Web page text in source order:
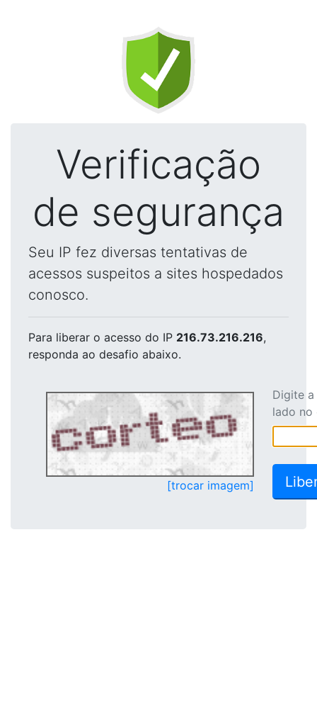
Verificação
de segurança
Seu IP fez diversas tentativas de
acessos suspeitos a sites hospedados
conosco.
Para liberar o acesso do IP 216.73.216.216,
responda ao desafio abaixo.
[trocar imagem]
Digite
lado no